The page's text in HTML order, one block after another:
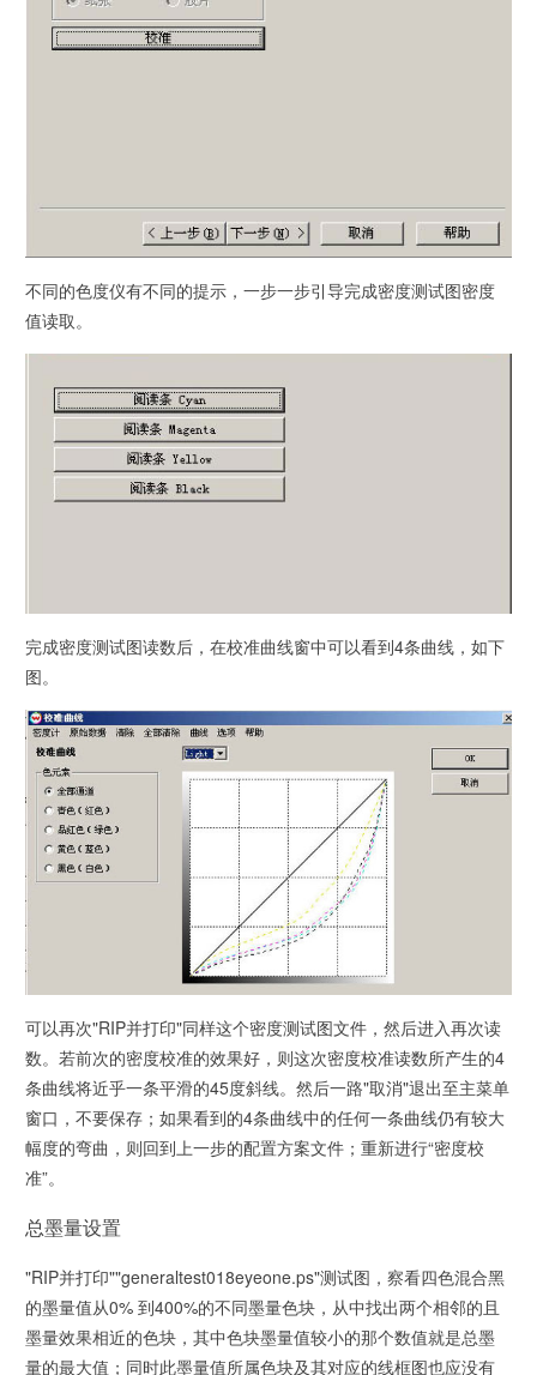
不同的色度仪有不同的提示，一步一步引导完成密度测试图密度
值读取。
完成密度测试图读数后，在校准曲线窗中可以看到4条曲线，如下
图。
可以再次"RIP并打印"同样这个密度测试图文件，然后进入再次读
数。若前次的密度校准的效果好，则这次密度校准读数所产生的4
条曲线将近乎一条平滑的45度斜线。然后一路"取消"退出至主菜单
窗口，不要保存；如果看到的4条曲线中的任何一条曲线仍有较大
幅度的弯曲，则回到上一步的配置方案文件；重新进行“密度校
准”。
总墨量设置
"RIP并打印""generaltest018eyeone.ps"测试图，察看四色混合黑
的墨量值从0% 到400%的不同墨量色块，从中找出两个相邻的且
墨量效果相近的色块，其中色块墨量值较小的那个数值就是总墨
量的最大值；同时此墨量值所属色块及其对应的线框图也应没有